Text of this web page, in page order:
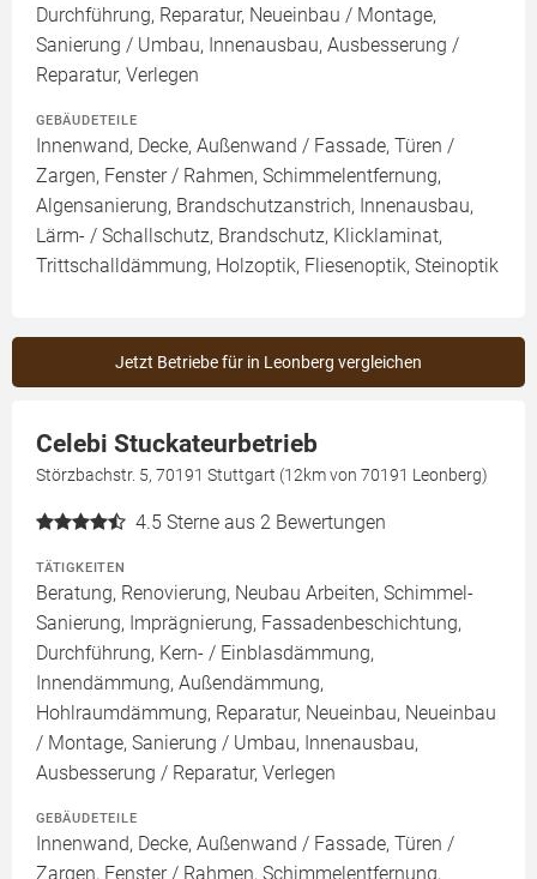
Durchführung, Reparatur, Neueinbau / Montage,
Sanierung / Umbau, Innenausbau, Ausbesserung /
Reparatur, Verlegen
GEBÄUDETEILE
Innenwand, Decke, Außenwand / Fassade, Türen /
Zargen, Fenster / Rahmen, Schimmelentfernung,
Algensanierung, Brandschutzanstrich, Innenausbau,
Lärm- / Schallschutz, Brandschutz, Klicklaminat,
Trittschalldämmung, Holzoptik, Fliesenoptik, Steinoptik
Jetzt Betriebe für in Leonberg vergleichen
Celebi Stuckateurbetrieb
Störzbachstr. 5, 70191 Stuttgart (12km von 70191 Leonberg)
4.5 Sterne aus 2 Bewertungen
TÄTIGKEITEN
Beratung, Renovierung, Neubau Arbeiten, Schimmel-
Sanierung, Imprägnierung, Fassadenbeschichtung,
Durchführung, Kern- / Einblasdämmung,
Innendämmung, Außendämmung,
Hohlraumdämmung, Reparatur, Neueinbau, Neueinbau
/ Montage, Sanierung / Umbau, Innenausbau,
Ausbesserung / Reparatur, Verlegen
GEBÄUDETEILE
Innenwand, Decke, Außenwand / Fassade, Türen /
Zargen, Fenster / Rahmen, Schimmelentfernung,